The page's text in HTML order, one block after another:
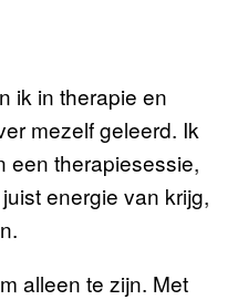
ik in therapie en
mezelf geleerd. Ik
een therapiesessie,
energie van krijg,
alleen te zijn. Met